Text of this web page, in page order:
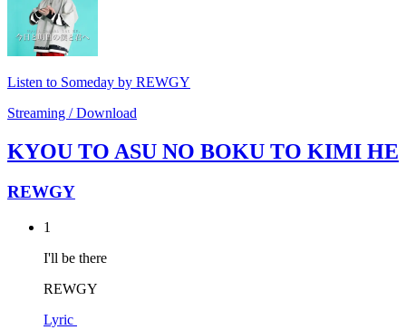
Listen to Someday by REWGY
Streaming / Download
KYOU TO ASU NO BOKU TO KIMI HE
REWGY
1
I'll be there
REWGY
Lyric